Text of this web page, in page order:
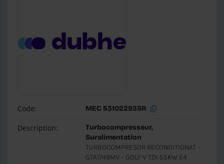
Code: MEC 53102293SR
Description:
Turbocompresseur,
Suralimentation
TURBOCOMPRESOR RECONDITIONAT -
GTA1749MV - GOLF V TDI 55KW E4